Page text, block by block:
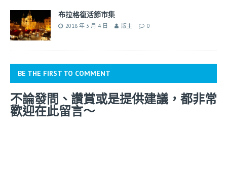
布拉格復活節市集
2018 年 3 月 4 日 版主 0
BE THE FIRST TO COMMENT
不論發問、讚賞或是提供建議，都非常
歡迎在此留言～